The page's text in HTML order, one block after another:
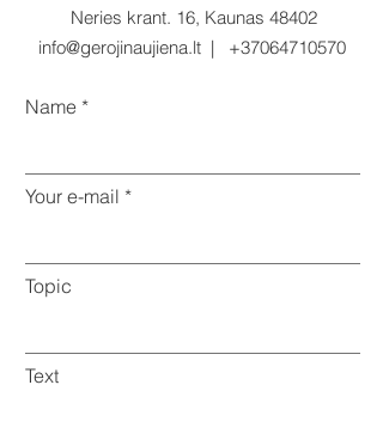
Neries krant. 16, Kaunas 48402
info@gerojinaujiena.lt | +37064710570
Name
Your e-mail
Topic
Text